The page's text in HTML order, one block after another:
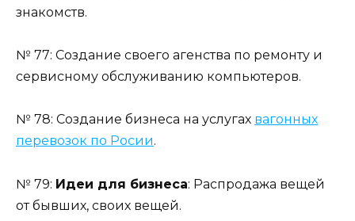
знакомств.
№ 77: Создание своего агенства по ремонту и
сервисному обслуживанию компьютеров.
№ 78: Создание бизнеса на услугах вагонных
перевозок по Росии.
№ 79: Идеи для бизнеса: Распродажа вещей
от бывших, своих вещей.